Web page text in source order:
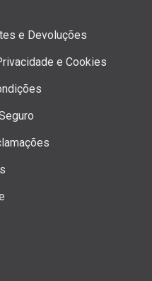
e Devoluções
e Cookies